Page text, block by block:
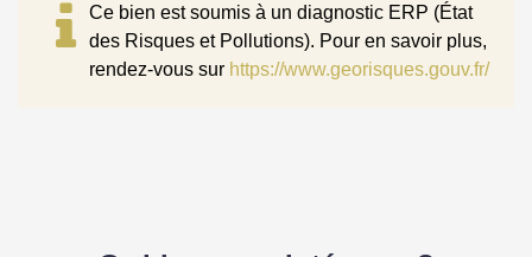
Bien soumis à
l'encadrement des
Non
Ce bien est soumis à un diagnostic ERP (État
des Risques et Pollutions). Pour en savoir plus,
rendez-vous sur https://www.georisques.gouv.fr/